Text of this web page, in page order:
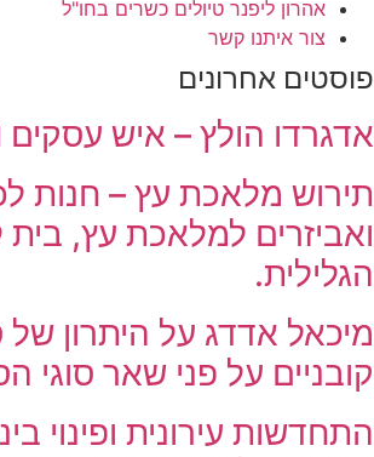
אהרון ליפנר טיולים כשרים בחו"ל
צור איתנו קשר
פוסטים אחרונים
אדגרדו הולץ – איש עסקים
תירוש מלאכת עץ – חנות
ואביזרים למלאכת עץ,
הגלילית.
מיכאל אדדג על היתרון של
קובניים על פני שאר סוגי
התחדשות עירונית ופינוי